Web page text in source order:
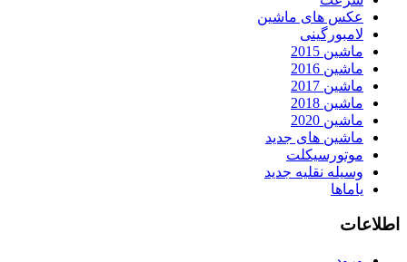
عکس های ماشین
لامبورگینی
ماشین 2015
ماشین 2016
ماشین 2017
ماشین 2018
ماشین 2020
ماشین های جدید
موتورسیکلت
وسیله نقلیه جدید
یاماها
اطلاعات